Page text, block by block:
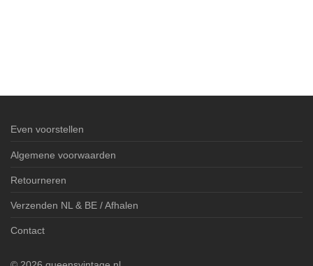
Even voorstellen
Algemene voorwaarden
Retourneren
Verzenden NL & BE / Afhalen
Contact